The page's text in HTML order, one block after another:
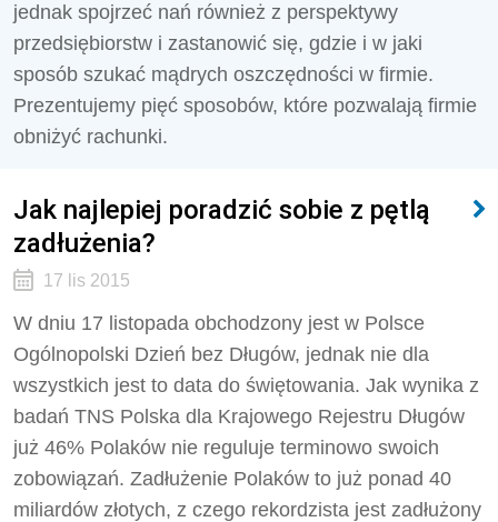
jednak spojrzeć nań również z perspektywy
przedsiębiorstw i zastanowić się, gdzie i w jaki
sposób szukać mądrych oszczędności w firmie.
Prezentujemy pięć sposobów, które pozwalają firmie
obniżyć rachunki.
Jak najlepiej poradzić sobie z pętlą
zadłużenia?
17 lis 2015
W dniu 17 listopada obchodzony jest w Polsce
Ogólnopolski Dzień bez Długów, jednak nie dla
wszystkich jest to data do świętowania. Jak wynika z
badań TNS Polska dla Krajowego Rejestru Długów
już 46% Polaków nie reguluje terminowo swoich
zobowiązań. Zadłużenie Polaków to już ponad 40
miliardów złotych, z czego rekordzista jest zadłużony